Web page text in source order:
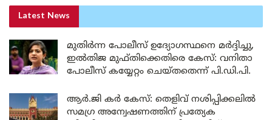
Latest News
മുതിർന്ന പോലീസ് ഉദ്യോഗസ്ഥനെ മർദ്ദിച്ചു,
ഇൽതിജ മുഫ്തിക്കെതിരെ കേസ്: വനിതാ
പോലീസ് കയ്യേറ്റം ചെയ്തതെന്ന് പി.ഡി.പി.
ആർ.ജി കർ കേസ്: തെളിവ് നശിപ്പിക്കലിൽ
സമഗ്ര അന്വേഷണത്തിന് പ്രത്യേക